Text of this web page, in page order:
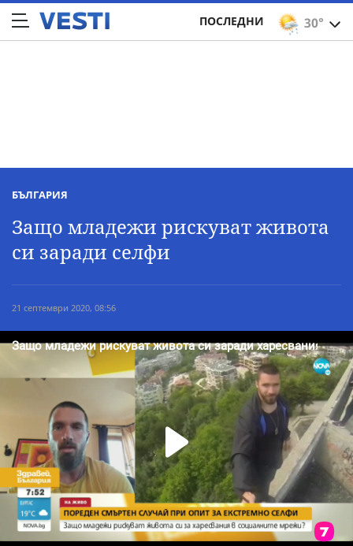
30°
ПОСЛЕДНИ
БЪЛГАРИЯ
Защо младежи рискуват живота
си заради селфи
21 септември 2020, 08:56